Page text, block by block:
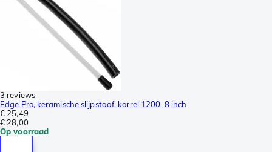
3 reviews
Edge Pro, keramische slijpstaaf, korrel 1200, 8 inch
€ 25,49
€ 28,00
Op voorraad